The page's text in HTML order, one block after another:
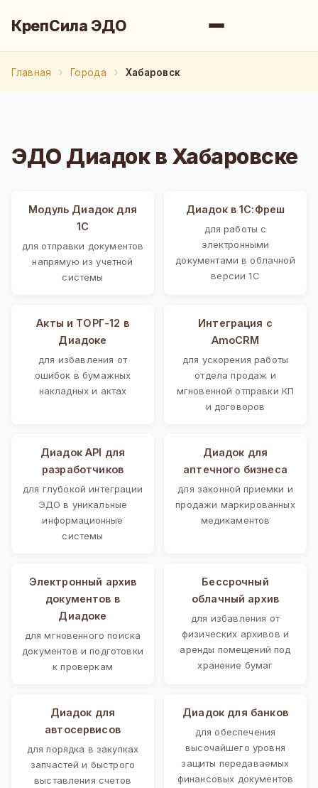
КрепСила ЭДО
Главная Города Хабаровск
ЭДО Диадок в Хабаровске
Модуль Диадок для
1С
для отправки документов
напрямую из учетной
системы
Диадок в 1С:Фреш
для работы с
электронными
документами в облачной
версии 1С
Акты и ТОРГ-12 в
Диадоке
для избавления от
ошибок в бумажных
накладных и актах
Интеграция с
AmoCRM
для ускорения работы
отдела продаж и
мгновенной отправки КП
и договоров
Диадок API для
разработчиков
для глубокой интеграции
ЭДО в уникальные
информационные
системы
Диадок для
аптечного бизнеса
для законной приемки и
продажи маркированных
медикаментов
Электронный архив
документов в
Диадоке
для мгновенного поиска
документов и подготовки
к проверкам
Бессрочный
облачный архив
для избавления от
физических архивов и
аренды помещений под
хранение бумаг
Диадок для
автосервисов
для порядка в закупках
запчастей и быстрого
выставления счетов
Диадок для банков
для обеспечения
высочайшего уровня
защиты передаваемых
финансовых документов